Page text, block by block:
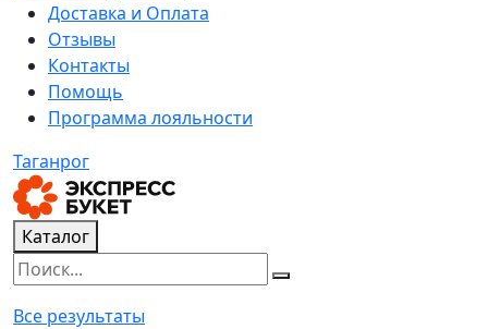
Доставка и Оплата
Отзывы
Контакты
Помощь
Программа лояльности
Таганрог
Каталог
Все результаты